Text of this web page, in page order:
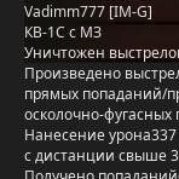
Vadimm777 [IM-G]
КВ-1С с МЗ
Уничтожен
Произведено
прямых попаданий/
осколочно-
Нанесение урона337
с дистанции свыше